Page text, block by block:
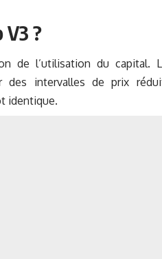
V3 ?
de l’utilisation du capital.
des intervalles de prix
identique.